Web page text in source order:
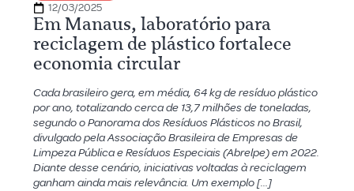
12/03/2025
Em Manaus, laboratório para
reciclagem de plástico fortalece
economia circular
Cada brasileiro gera, em média, 64 kg de resíduo plástico
por ano, totalizando cerca de 13,7 milhões de toneladas,
segundo o Panorama dos Resíduos Plásticos no Brasil,
divulgado pela Associação Brasileira de Empresas de
Limpeza Pública e Resíduos Especiais (Abrelpe) em 2022.
Diante desse cenário, iniciativas voltadas à reciclagem
ganham ainda mais relevância. Um exemplo […]